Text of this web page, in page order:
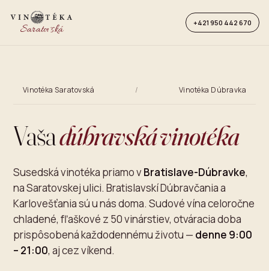
Saratovská
+421 950 442 670
Vinotéka Saratovská / Vinotéka Dúbravka
Vašadúbravská vinotéka
Susedská vinotéka priamo vBratislave-Dúbravke,
na Saratovskej ulici. Bratislavskí Dúbravčania a
Karlovešťania sú u nás doma. Sudové vína celoročne
chladené, fľaškové z 50 vinárstiev, otváracia doba
prispôsobená každodennému životu — denne 9:00
– 21:00, aj cez víkend.